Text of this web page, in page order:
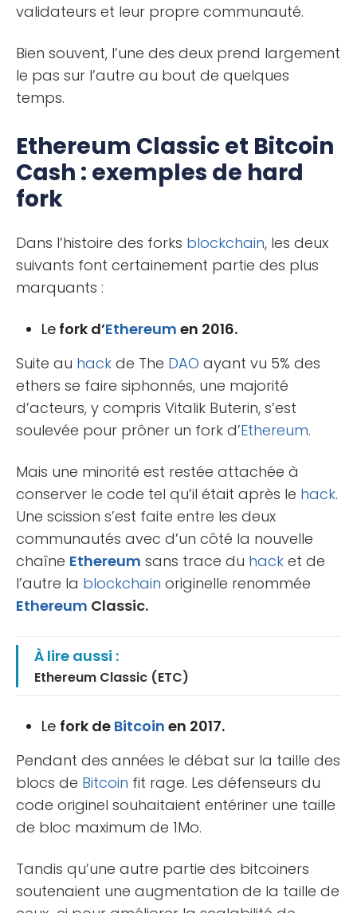
validateurs et leur propre communauté.
Bien souvent, l’une des deux prend largement
le pas sur l’autre au bout de quelques
temps.
Ethereum Classic et Bitcoin
Cash : exemples de hard
fork
Dans l’histoire des forks blockchain, les deux
suivants font certainement partie des plus
marquants :
Le fork d’Ethereum en 2016.
Suite au hack de The DAO ayant vu 5% des
ethers se faire siphonnés, une majorité
d’acteurs, y compris Vitalik Buterin, s’est
soulevée pour prôner un fork d’Ethereum.
Mais une minorité est restée attachée à
conserver le code tel qu’il était après le hack.
Une scission s’est faite entre les deux
communautés avec d’un côté la nouvelle
chaîne Ethereum sans trace du hack et de
l’autre la blockchain originelle renommée
Ethereum Classic.
À lire aussi :
Ethereum Classic (ETC)
Le fork de Bitcoin en 2017.
Pendant des années le débat sur la taille des
blocs de Bitcoin fit rage. Les défenseurs du
code originel souhaitaient entériner une taille
de bloc maximum de 1Mo.
Tandis qu’une autre partie des bitcoiners
soutenaient une augmentation de la taille de